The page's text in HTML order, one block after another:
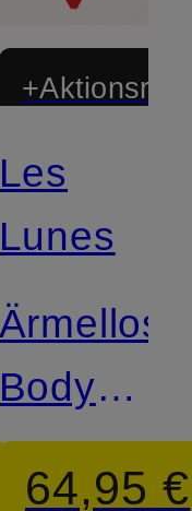
Les
Lunes
Body
64,95 €